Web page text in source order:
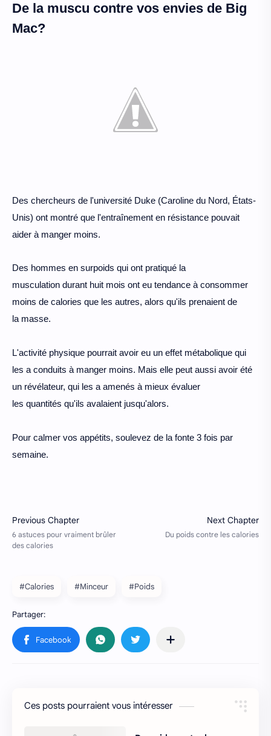
De la muscu contre vos envies de Big
Mac?
Des chercheurs de l'université Duke (Caroline du Nord, États-
Unis) ont montré que l'entraînement en résistance pouvait
aider à manger moins.
Des hommes en surpoids qui ont pratiqué la
musculation durant huit mois ont eu tendance à consommer
moins de calories que les autres, alors qu'ils prenaient de
la masse.
L'activité physique pourrait avoir eu un effet métabolique qui
les a conduits à manger moins. Mais elle peut aussi avoir été
un révélateur, qui les a amenés à mieux évaluer
les quantités qu'ils avalaient jusqu'alors.
Pour calmer vos appétits, soulevez de la fonte 3 fois par
semaine.
#Calories #Minceur #Poids
Ces posts pourraient vous intéresser